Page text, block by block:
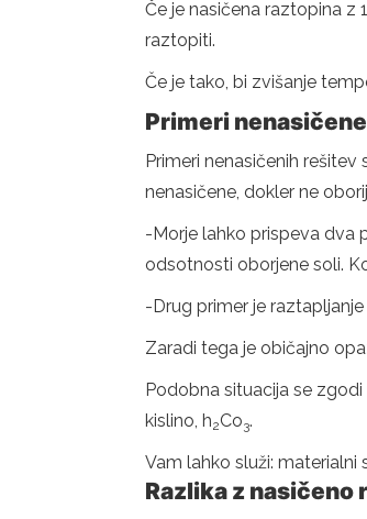
Če je nasičena raztopina
raztopiti.
Če je tako, bi zvišanje
Primeri
Primeri nenasičenih
nenasičene, dokler ne
-Morje lahko prispeva dva
odsotnosti oborjene soli.
-Drug primer je
Zaradi tega je običajno
Podobna situacija se
kislino, h2Co3.
Vam lahko služi: materialni
Razlika z nasičeno